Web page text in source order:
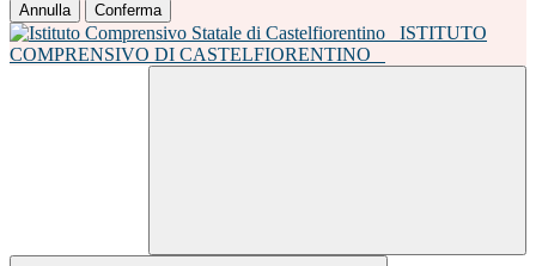
Annulla Conferma
ISTITUTO
COMPRENSIVO DI CASTELFIORENTINO